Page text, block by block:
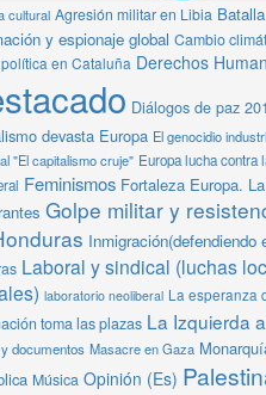
cultural Agresión militar en Libia
y espionaje global Cambio
en Cataluña Derechos
Diálogos de paz
devasta Europa El genocidio
"El capitalismo cruje" Europa lucha contra
Feminismos Fortaleza Europa.
Golpe militar y
Inmigración(defendiendo
Laboral y sindical (luchas
laboratorio neoliberal La esperanza
toma las plazas La Izquierda
documentos Masacre en Gaza
Música Opinión (Es)